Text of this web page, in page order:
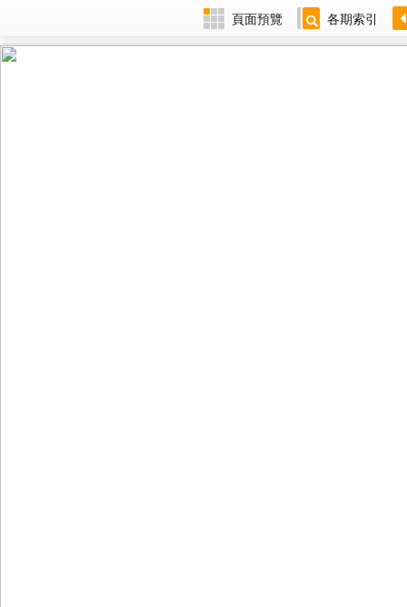
頁面預覽 各期索引